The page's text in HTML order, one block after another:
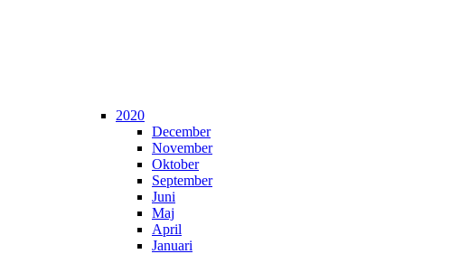
2020
December
November
Oktober
September
Juni
Maj
April
Januari